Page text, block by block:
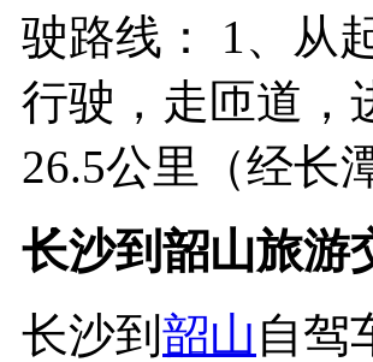
驶路线： 1、从
行驶，走匝道，
26.5公里（经长
长沙到韶山旅游
长沙到 韶山 自驾